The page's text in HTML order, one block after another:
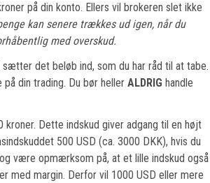
på din konto. Ellers vil brokeren slet ikke
kan senere trækkes ud igen, når du
med overskud.
sætter det beløb ind, som du har råd til at tabe.
din trading. Du bør heller ALDRIG handle
Dette indskud giver adgang til en højt
500 USD (ca. 3000 DKK), hvis du
være opmærksom på, at et lille indskud også
med margin. Derfor vil 1000 USD eller mere